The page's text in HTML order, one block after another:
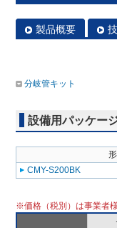
製品概要
分岐管キット
設備用パッケー
CMY-S200BK
※価格（税別）は事業者